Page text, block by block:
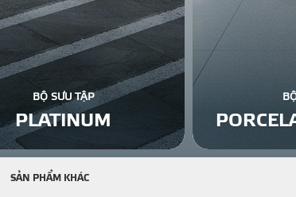
BỘ SƯU TẬP
PLATINUM
SẢN PHẨM KHÁC